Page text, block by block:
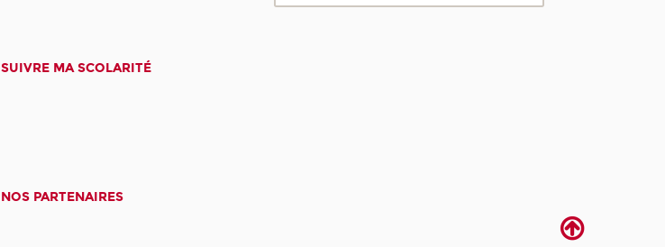
SUIVRE MA SCOLARITÉ
NOS PARTENAIRES